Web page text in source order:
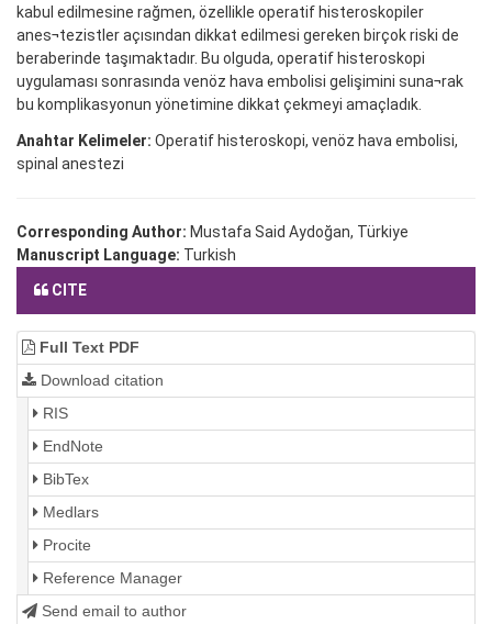
kabul edilmesine rağmen, özellikle operatif histeroskopiler
anes¬tezistler açısından dikkat edilmesi gereken birçok riski de
beraberinde taşımaktadır. Bu olguda, operatif histeroskopi
uygulaması sonrasında venöz hava embolisi gelişimini suna¬rak
bu komplikasyonun yönetimine dikkat çekmeyi amaçladık.
Anahtar Kelimeler: Operatif histeroskopi, venöz hava embolisi,
spinal anestezi
Corresponding Author: Mustafa Said Aydoğan, Türkiye
Manuscript Language: Turkish
CITE
Full Text PDF
Download citation
RIS
EndNote
BibTex
Medlars
Procite
Reference Manager
Send email to author